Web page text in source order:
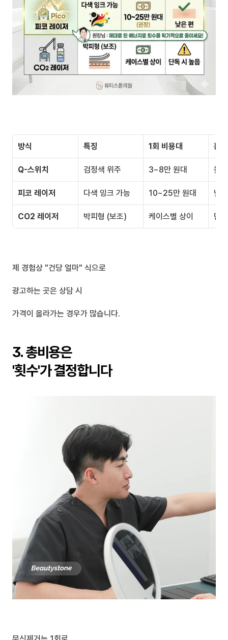
방식 특징 1회 비용대 흉
Q-스위치 검정색 위주 3~8만 원대 높
피코 레이저 다색 잉크 가능 10~25만 원대 낮
CO2 레이저 박피형 (보조) 케이스별 상이 단
제 경험상 "건당 얼마" 식으로
광고하는 곳은 상담 시
가격이 올라가는 경우가 많습니다.
3. 총비용은
'횟수'가 결정합니다